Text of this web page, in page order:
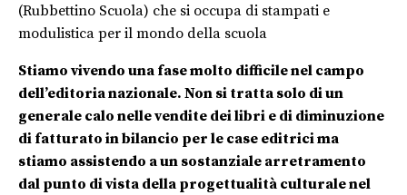
(Rubbettino Scuola) che si occupa di stampati e
modulistica per il mondo della scuola
Stiamo vivendo una fase molto difficile nel campo
dell’editoria nazionale. Non si tratta solo di un
generale calo nelle vendite dei libri e di diminuzione
di fatturato in bilancio per le case editrici ma
stiamo assistendo a un sostanziale arretramento
dal punto di vista della progettualità culturale nel